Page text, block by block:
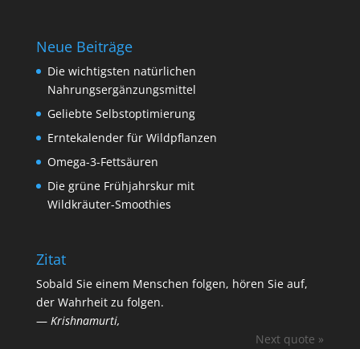
Neue Beiträge
Die wichtigsten natürlichen
Nahrungsergänzungsmittel
Geliebte Selbstoptimierung
Erntekalender für Wildpflanzen
Omega-3-Fettsäuren
Die grüne Frühjahrskur mit
Wildkräuter-Smoothies
Zitat
Sobald Sie einem Menschen folgen, hören Sie auf,
der Wahrheit zu folgen.
— Krishnamurti,
Next quote »